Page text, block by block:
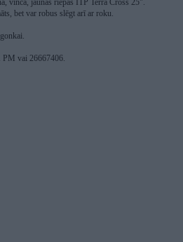
vinča, jaunas riepas ITP Terra Cross 25".
bet var robus slēgt arī ar roku.
PM vai 26667406.